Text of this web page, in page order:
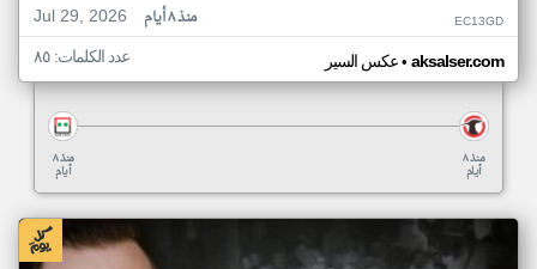
Jul 29, 2026
منذ ٨ أيام EC13GD
عكس السير• aksalser.com عدد الكلمات: ٨٥
منذ ٨
أيام
منذ ٨
أيام